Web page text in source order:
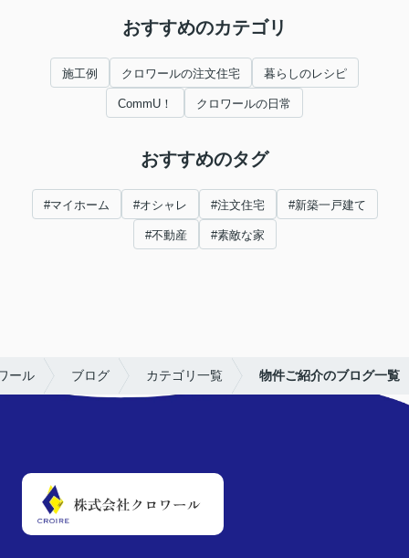
おすすめのカテゴリ
施工例 クロワールの注文住宅 暮らしのレシピ
CommU！ クロワールの日常
おすすめのタグ
#マイホーム #オシャレ #注文住宅 #新築一戸建て
#不動産 #素敵な家
ール ブログ カテゴリ一覧 物件ご紹介のブログ一覧